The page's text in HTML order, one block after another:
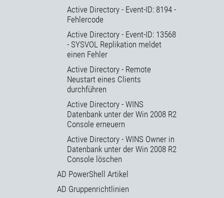
Active Directory - Event-ID: 8194 -
Fehlercode
Active Directory - Event-ID: 13568
- SYSVOL Replikation meldet
einen Fehler
Active Directory - Remote
Neustart eines Clients
durchführen
Active Directory - WINS
Datenbank unter der Win 2008 R2
Console erneuern
Active Directory - WINS Owner in
Datenbank unter der Win 2008 R2
Console löschen
AD PowerShell Artikel
AD Gruppenrichtlinien